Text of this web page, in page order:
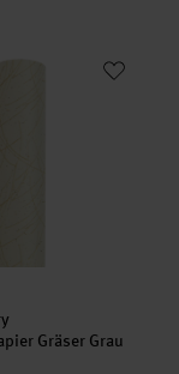
Geschenkpapier
Gräser Grau